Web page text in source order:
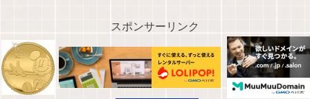
スポンサーリンク